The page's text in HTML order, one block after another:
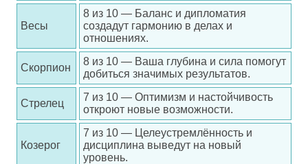
Весы
8 из 10 — Баланс и дипломатия
создадут гармонию в делах и
отношениях.
Скорпион
8 из 10 — Ваша глубина и сила помогут
добиться значимых результатов.
Стрелец
7 из 10 — Оптимизм и настойчивость
откроют новые возможности.
Козерог
7 из 10 — Целеустремлённость и
дисциплина выведут на новый
уровень.